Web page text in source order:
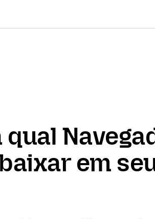
qual
em